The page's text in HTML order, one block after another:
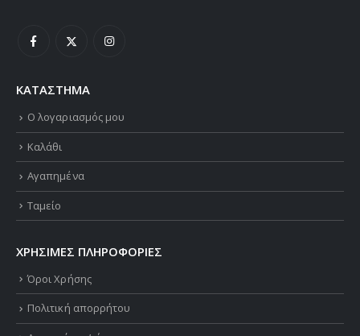
ΚΑΤΑΣΤΗΜΑ
Ο λογαριασμός μου
Καλάθι
Αγαπημένα
Ταμείο
ΧΡΗΣΙΜΕΣ ΠΛΗΡΟΦΟΡΙΕΣ
Όροι Χρήσης
Πολιτική απορρήτου